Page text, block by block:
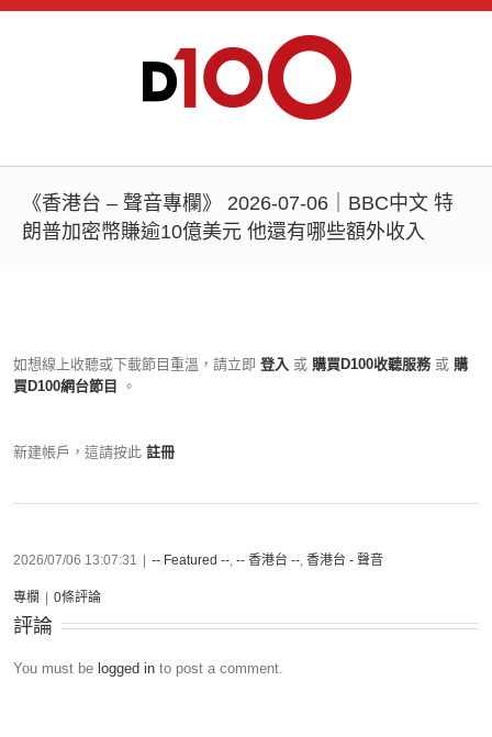
《香港台 – 聲音專欄》 2026-07-06｜BBC中文 特
朗普加密幣賺逾10億美元 他還有哪些額外收入
如想線上收聽或下載節目重溫，請立即 登入 或 購買D100收聽服務 或 購
買D100網台節目
。
新建帳戶，這請按此 註冊
2026/07/06 13:07:31 -- Featured --, -- 香港台 --, 香港台 - 聲音
專欄 0條評論
評論
You must be logged in to post a comment.